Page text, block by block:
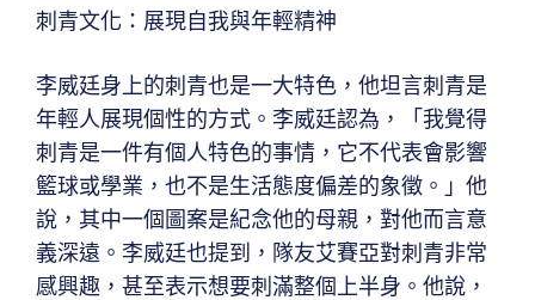
刺青文化：展現自我與年輕精神
李威廷身上的刺青也是一大特色，他坦言刺青是
年輕人展現個性的方式。李威廷認為，「我覺得
刺青是一件有個人特色的事情，它不代表會影響
籃球或學業，也不是生活態度偏差的象徵。」他
說，其中一個圖案是紀念他的母親，對他而言意
義深遠。李威廷也提到，隊友艾賽亞對刺青非常
感興趣，甚至表示想要刺滿整個上半身。他說，